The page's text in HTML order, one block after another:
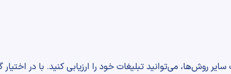
سایر روش‌ها، می‌توانید تبلیغات خود را ارزیابی کنید. با در